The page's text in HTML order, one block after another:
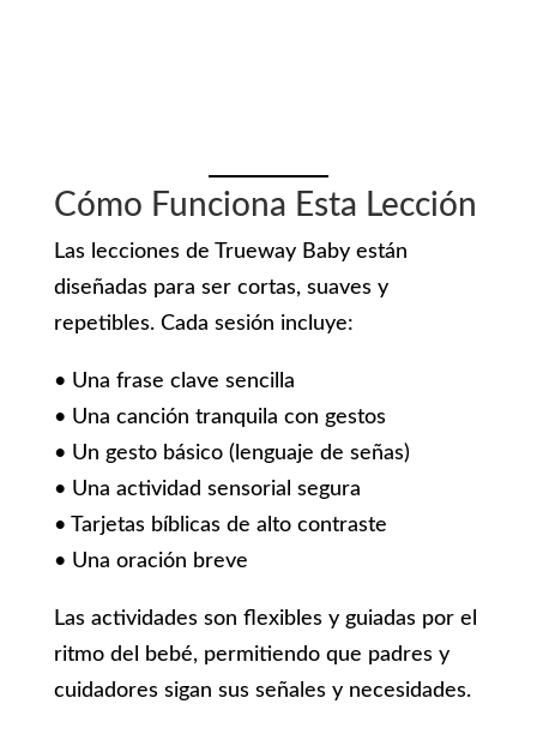
Cómo Funciona Esta Lección
Las lecciones de Trueway Baby están
diseñadas para ser cortas, suaves y
repetibles. Cada sesión incluye:
• Una frase clave sencilla
• Una canción tranquila con gestos
• Un gesto básico (lenguaje de señas)
• Una actividad sensorial segura
• Tarjetas bíblicas de alto contraste
• Una oración breve
Las actividades son flexibles y guiadas por el
ritmo del bebé, permitiendo que padres y
cuidadores sigan sus señales y necesidades.